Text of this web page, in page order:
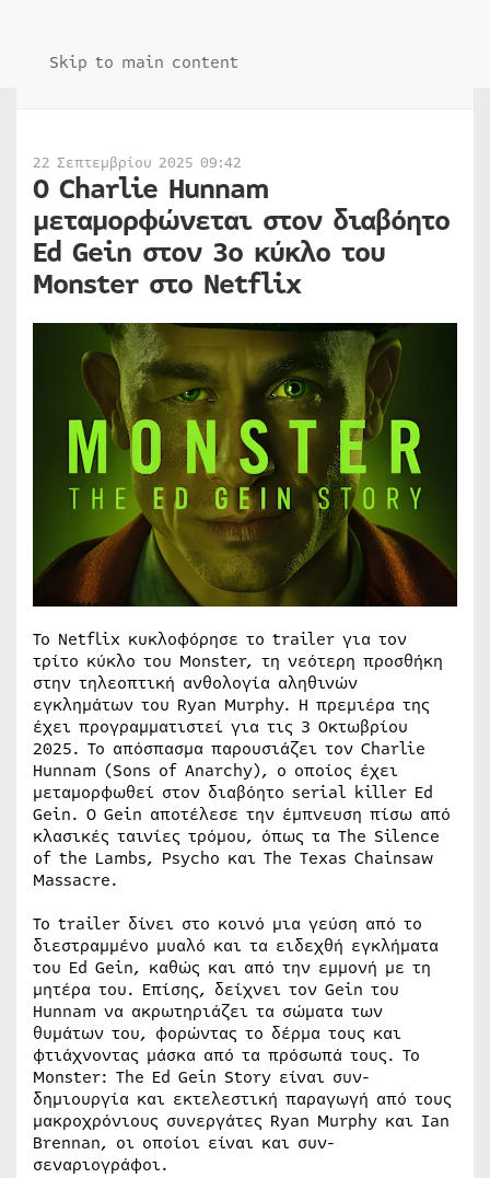
Skip to main content
22 Σεπτεμβρίου 2025 09:42
Ο Charlie Hunnam
μεταμορφώνεται στον διαβόητο
Ed Gein στον 3ο κύκλο του
Monster στο Netflix
Το Netflix κυκλοφόρησε το trailer για τον
τρίτο κύκλο του Monster, τη νεότερη προσθήκη
στην τηλεοπτική ανθολογία αληθινών
εγκλημάτων του Ryan Murphy. Η πρεμιέρα της
έχει προγραμματιστεί για τις 3 Οκτωβρίου
2025. Το απόσπασμα παρουσιάζει τον Charlie
Hunnam (Sons of Anarchy), ο οποίος έχει
μεταμορφωθεί στον διαβόητο serial killer Ed
Gein. Ο Gein αποτέλεσε την έμπνευση πίσω από
κλασικές ταινίες τρόμου, όπως τα The Silence
of the Lambs, Psycho και The Texas Chainsaw
Massacre.
Το trailer δίνει στο κοινό μια γεύση από το
διεστραμμένο μυαλό και τα ειδεχθή εγκλήματα
του Ed Gein, καθώς και από την εμμονή με τη
μητέρα του. Επίσης, δείχνει τον Gein του
Hunnam να ακρωτηριάζει τα σώματα των
θυμάτων του, φορώντας το δέρμα τους και
φτιάχνοντας μάσκα από τα πρόσωπά τους. Το
Monster: The Ed Gein Story είναι συν-
δημιουργία και εκτελεστική παραγωγή από τους
μακροχρόνιους συνεργάτες Ryan Murphy και Ian
Brennan, οι οποίοι είναι και συν-
σεναριογράφοι.